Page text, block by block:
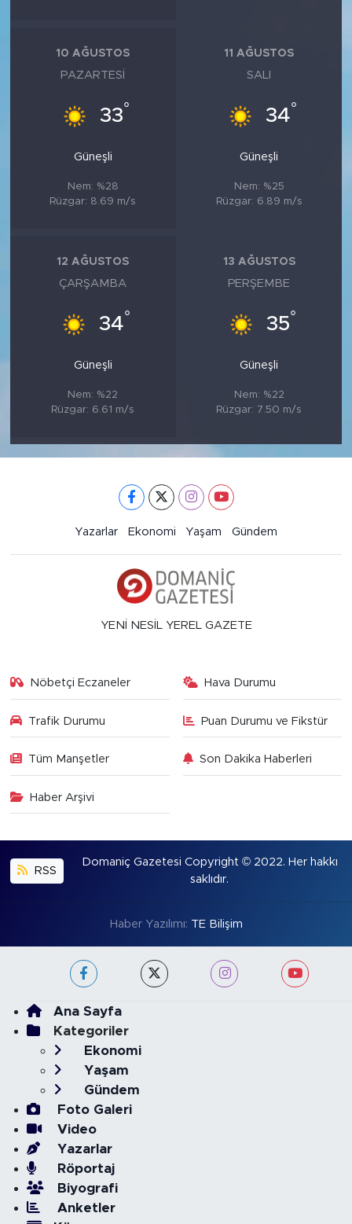
10 AĞUSTOS
PAZARTESI
33°
Güneşli
Nem: %28
Rüzgar: 8.69 m/s
11 AĞUSTOS
SALI
34°
Güneşli
Nem: %25
Rüzgar: 6.89 m/s
12 AĞUSTOS
ÇARŞAMBA
34°
Güneşli
Nem: %22
Rüzgar: 6.61 m/s
13 AĞUSTOS
PERŞEMBE
35°
Güneşli
Nem: %22
Rüzgar: 7.50 m/s
Yazarlar Ekonomi Yaşam Gündem
YENİ NESİL YEREL GAZETE
Nöbetçi Eczaneler Hava Durumu
Trafik Durumu Puan Durumu ve Fikstür
Tüm Manşetler Son Dakika Haberleri
Haber Arşivi
RSS
Domaniç Gazetesi Copyright © 2022. Her hakkı
saklıdır.
Haber Yazılımı: TE Bilişim
Ana Sayfa
Kategoriler
Ekonomi
Yaşam
Gündem
Foto Galeri
Video
Yazarlar
Röportaj
Biyografi
Anketler